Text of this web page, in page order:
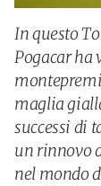
In questo
Pogacar ha
maglia
successi di
un rinnovo
nel mondo